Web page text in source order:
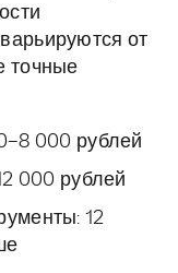
от
точные
000 рублей
000 рублей
12